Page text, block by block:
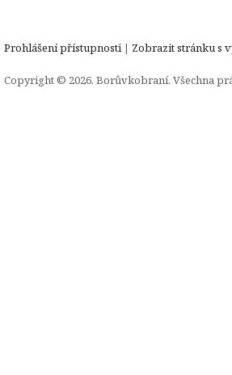
Prohlášení přístupnosti | Zobrazit stránku s
Copyright © 2026. Borůvkobraní. Všechna